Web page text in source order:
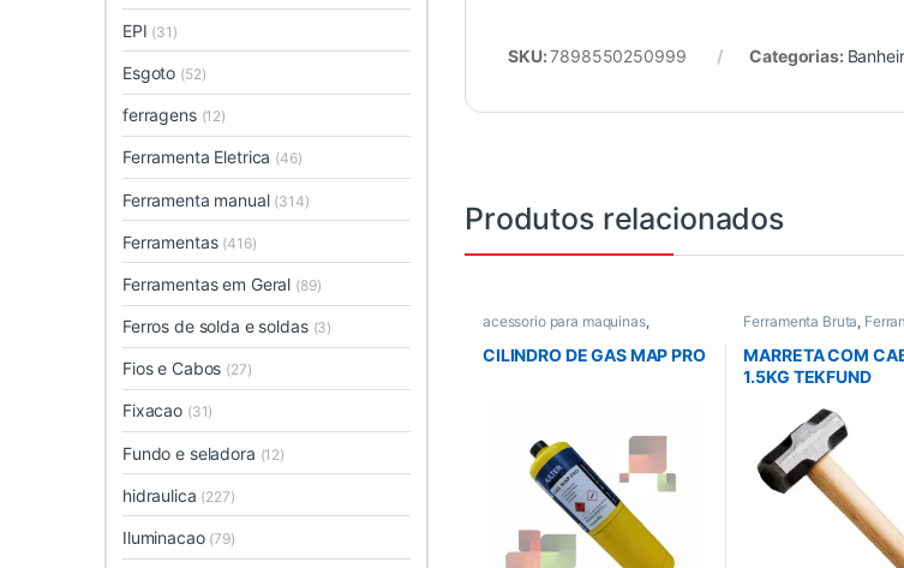
SKU:7898550250999 Categorias:
Produtos relacionados
acessorio para maquinas,
Acessorios gerais
Todos
CILINDRO DE GAS MAP PRO
Ferramenta Bruta,
Ferramentas em Geral ,
MARRETA COM
1.5KG TEKFUND
EPI (31)
Esgoto (52)
ferragens (12)
Ferramenta Eletrica (46)
Ferramenta manual (314)
Ferramentas (416)
Ferramentas em Geral (89)
Ferros de solda e soldas (3)
Fios e Cabos (27)
Fixacao (31)
Fundo e seladora (12)
hidraulica (227)
Iluminacao (79)